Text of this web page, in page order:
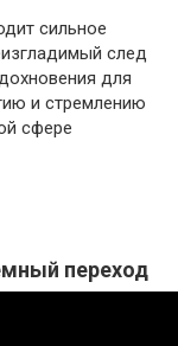
сильное
след
для
и стремлению
сфере
переход